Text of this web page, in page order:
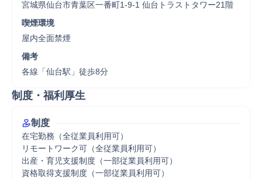
宮城県仙台市青葉区一番町1-9-1 仙台トラストタワー21階
喫煙環境
屋内全面禁煙
備考
各線「仙台駅」徒歩8分
制度・福利厚生
制度
在宅勤務（全従業員利用可）
リモートワーク可（全従業員利用可）
出産・育児支援制度（一部従業員利用可）
資格取得支援制度（一部従業員利用可）